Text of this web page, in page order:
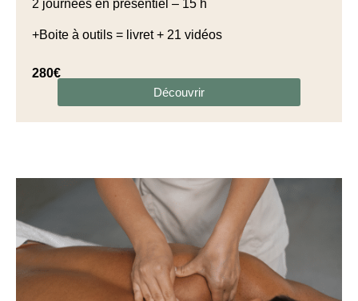
2 journées en présentiel – 15 h
+Boite à outils = livret + 21 vidéos
280€
Découvrir